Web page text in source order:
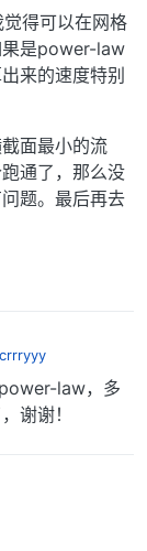
得可以在网格
果是power-law
来的速度特别
面最小的流
通了，那么没
题。最后再去
law，多
谢谢！